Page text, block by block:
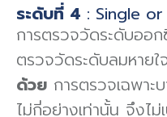
ระดับที่ 4 : Single
การตรวจวัดระดับออ
ตรวจวัดระดับลมหาย
ด้วย การตรวจเฉพาะ
ไม่กี่อย่างเท่านั้น จึงไ